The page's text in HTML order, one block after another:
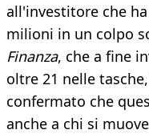
all'investitore che
milioni in un colpo
Finanza, che a fine
oltre 21 nelle
confermato che
anche a chi si